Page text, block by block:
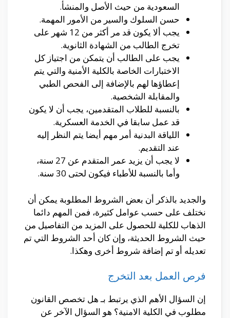
السعودية من حيث الأصل والمنشأ.
حسن السلوك والسير من الأمور المهمة.
يجب ألا يكون قد مر أكثر من 12 شهر على
تخرج الطالب من الشهادة الثانوية.
يجب على الطالب أن يتمكن من اجتياز كل
الاختبارات الخاصة بالكلية الأمنية والتي يتم
إعطاؤها لهم بالإضافة إلى الفحص الطبي
والمقابلة الشخصية.
بالنسبة للطلاب المتقدمين، يجب أن لا يكون
قد عمل سابقا في الخدمة العسكرية.
اللياقة البدنية أمر مهم أيضا يتم النظر إليه
عند التقديم.
لا يجب أن يزيد عمر المتقدم عن 27 سنة،
وأما بالنسبة للأطباء فيكون لحتى 30 سنة.
والجديد بالذكر أن بعض الشروط المطلوبة يمكن أن
نختلف على حسب عوامل كثيرة، فمن المهم دائما
الذهاب للكلية للحصول على المزيد من التفاصيل من
حيث الشروط الحديثة، وإن كان أحد الشروط التي تم
تعديله أو تم إضافة شروط أخرى وهكذا.
فرص العمل بعد التخرج
إن السؤال الأهم الذي يرتبط بـ هل تخصص القانون
مطلوب في الكلية الامنية؟ هو السؤال الآخر عن